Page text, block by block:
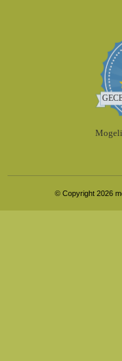
© Copyright 2026